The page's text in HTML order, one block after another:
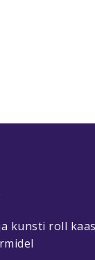
kunsti roll